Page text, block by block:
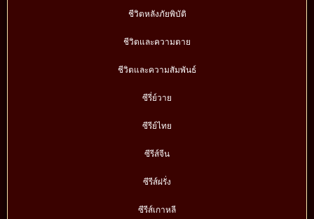
ชีวิตหลังภัยพิบัติ
ชีวิตและความตาย
ชีวิตและความสัมพันธ์
ซีรี่ย์วาย
ซีรีย์ไทย
ซีรีส์จีน
ซีรีส์ฝรั่ง
ซีรีส์เกาหลี